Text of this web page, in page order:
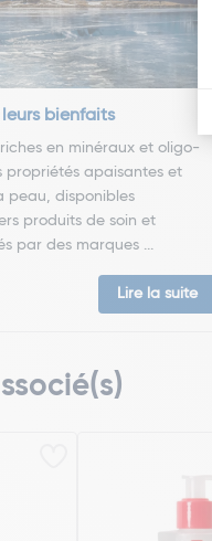
bienfaits
en minéraux et oligo-
propriétés apaisantes et
peau, disponibles
produits de soin et
par des marques ...
Lire la suite